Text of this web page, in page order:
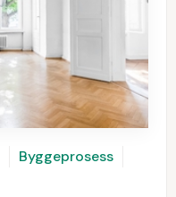
Byggeprosess